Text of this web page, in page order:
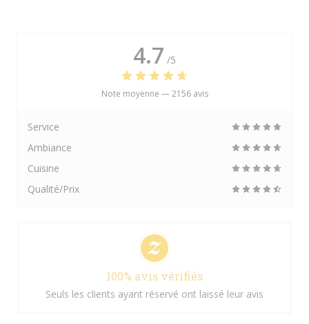
4.7 /5
Note moyenne —2156 avis
Service
Ambiance
Cuisine
Qualité/Prix
100% avis vérifiés
Seuls les clients ayant réservé ont laissé leur avis